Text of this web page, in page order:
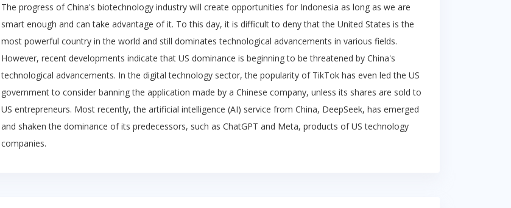
The progress of China's biotechnology industry will create opportunities for Indonesia as long as we are
smart enough and can take advantage of it. To this day, it is difficult to deny that the United States is the
most powerful country in the world and still dominates technological advancements in various fields.
However, recent developments indicate that US dominance is beginning to be threatened by China's
technological advancements. In the digital technology sector, the popularity of TikTok has even led the US
government to consider banning the application made by a Chinese company, unless its shares are sold to
US entrepreneurs. Most recently, the artificial intelligence (AI) service from China, DeepSeek, has emerged
and shaken the dominance of its predecessors, such as ChatGPT and Meta, products of US technology
companies.